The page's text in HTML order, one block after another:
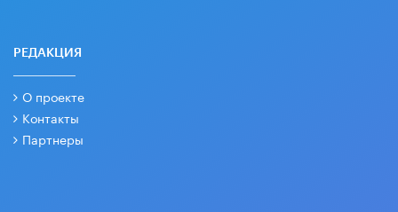
РЕДАКЦИЯ
О проекте
Контакты
Партнеры